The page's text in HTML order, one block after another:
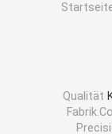
Cnc-
Qualität